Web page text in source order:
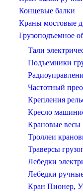
Концевые балки
Краны мостовые
Грузоподъемное
Тали
Подъемники
Частотный
Крепления
Кресло
Крановые весы
Троллеи
Траверсы
Лебедки
Лебедки
Кран Пионер,